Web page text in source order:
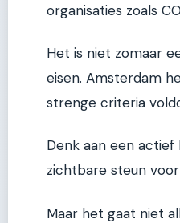
organisaties zoals
Het is niet zomaar
eisen. Amsterdam
strenge criteria
Denk aan een
zichtbare steun
Maar het gaat niet